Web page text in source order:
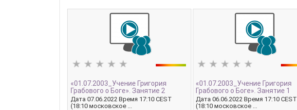
«01.07.2003_Учение Григория
Грабового о Боге». Занятие 2
Дата 07.06.2022 Время 17:10 CEST
(18:10 московское ...
«01.07.2003_Учение Григория
Грабового о Боге». Занятие 1
Дата 06.06.2022 Время 17:10 CEST
(18:10 московское ...